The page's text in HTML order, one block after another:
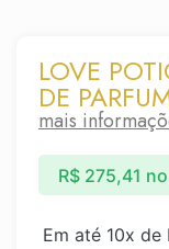
LOVE
DE
mais
Em até 10x de
R$275,41